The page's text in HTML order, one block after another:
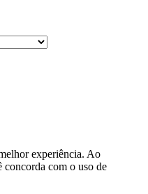
pelo seu
experiência. Ao
concorda com o uso de